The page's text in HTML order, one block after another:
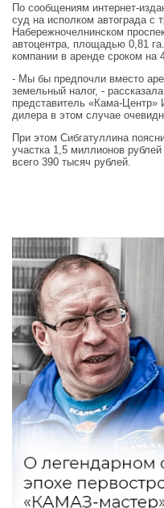
По сообщениям интернет-
суд на исполком автограда с
Набережночелнинском
автоцентра, площадью 0,81
компании в аренде сроком на
- Мы бы предпочли вместо
земельный налог, - рассказала
представитель «Кама-
дилера в этом случае
При этом Сибгатуллина
участка 1,5 миллионов
всего 390 тысяч рублей.